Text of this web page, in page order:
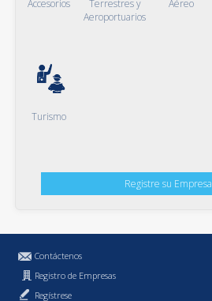
Accesorios
Terrestres y
Aeroportuarios
Aéreo
Turismo
Registre su Empresa
Contáctenos
Registro de Empresas
Regístrese